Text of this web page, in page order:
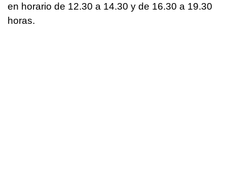
en horario de 12.30 a 14.30 y de 16.30 a 19.30
horas.